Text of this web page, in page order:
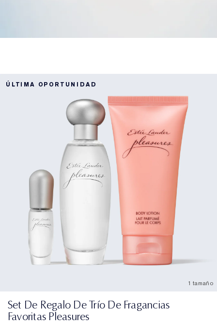
ÚLTIMA OPORTUNIDAD
1 tamaño
Set De Regalo De Trío De Fragancias
Favoritas Pleasures